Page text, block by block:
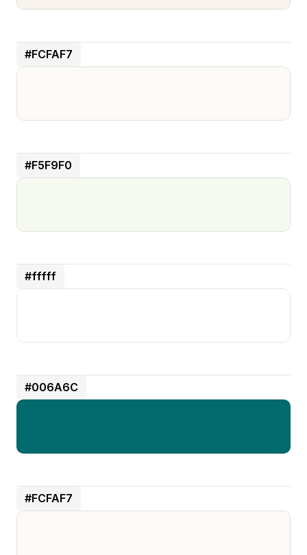
#FCFAF7
#F5F9F0
#fffff
#006A6C
#FCFAF7